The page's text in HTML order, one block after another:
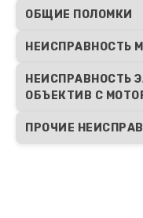
ОБЩИЕ ПОЛОМКИ
НЕИСПРАВНОСТЬ
НЕИСПРАВНОСТЬ
ОБЪЕКТИВ С
ПРОЧИЕ